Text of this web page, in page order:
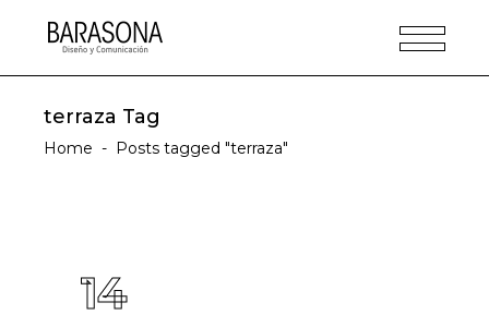
terraza Tag
Home - Posts tagged "terraza"
14